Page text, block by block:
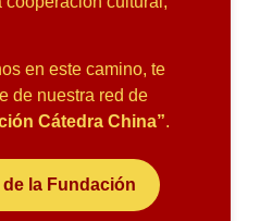
en este camino, te
de nuestra red de
Cátedra China”.
de la Fundación